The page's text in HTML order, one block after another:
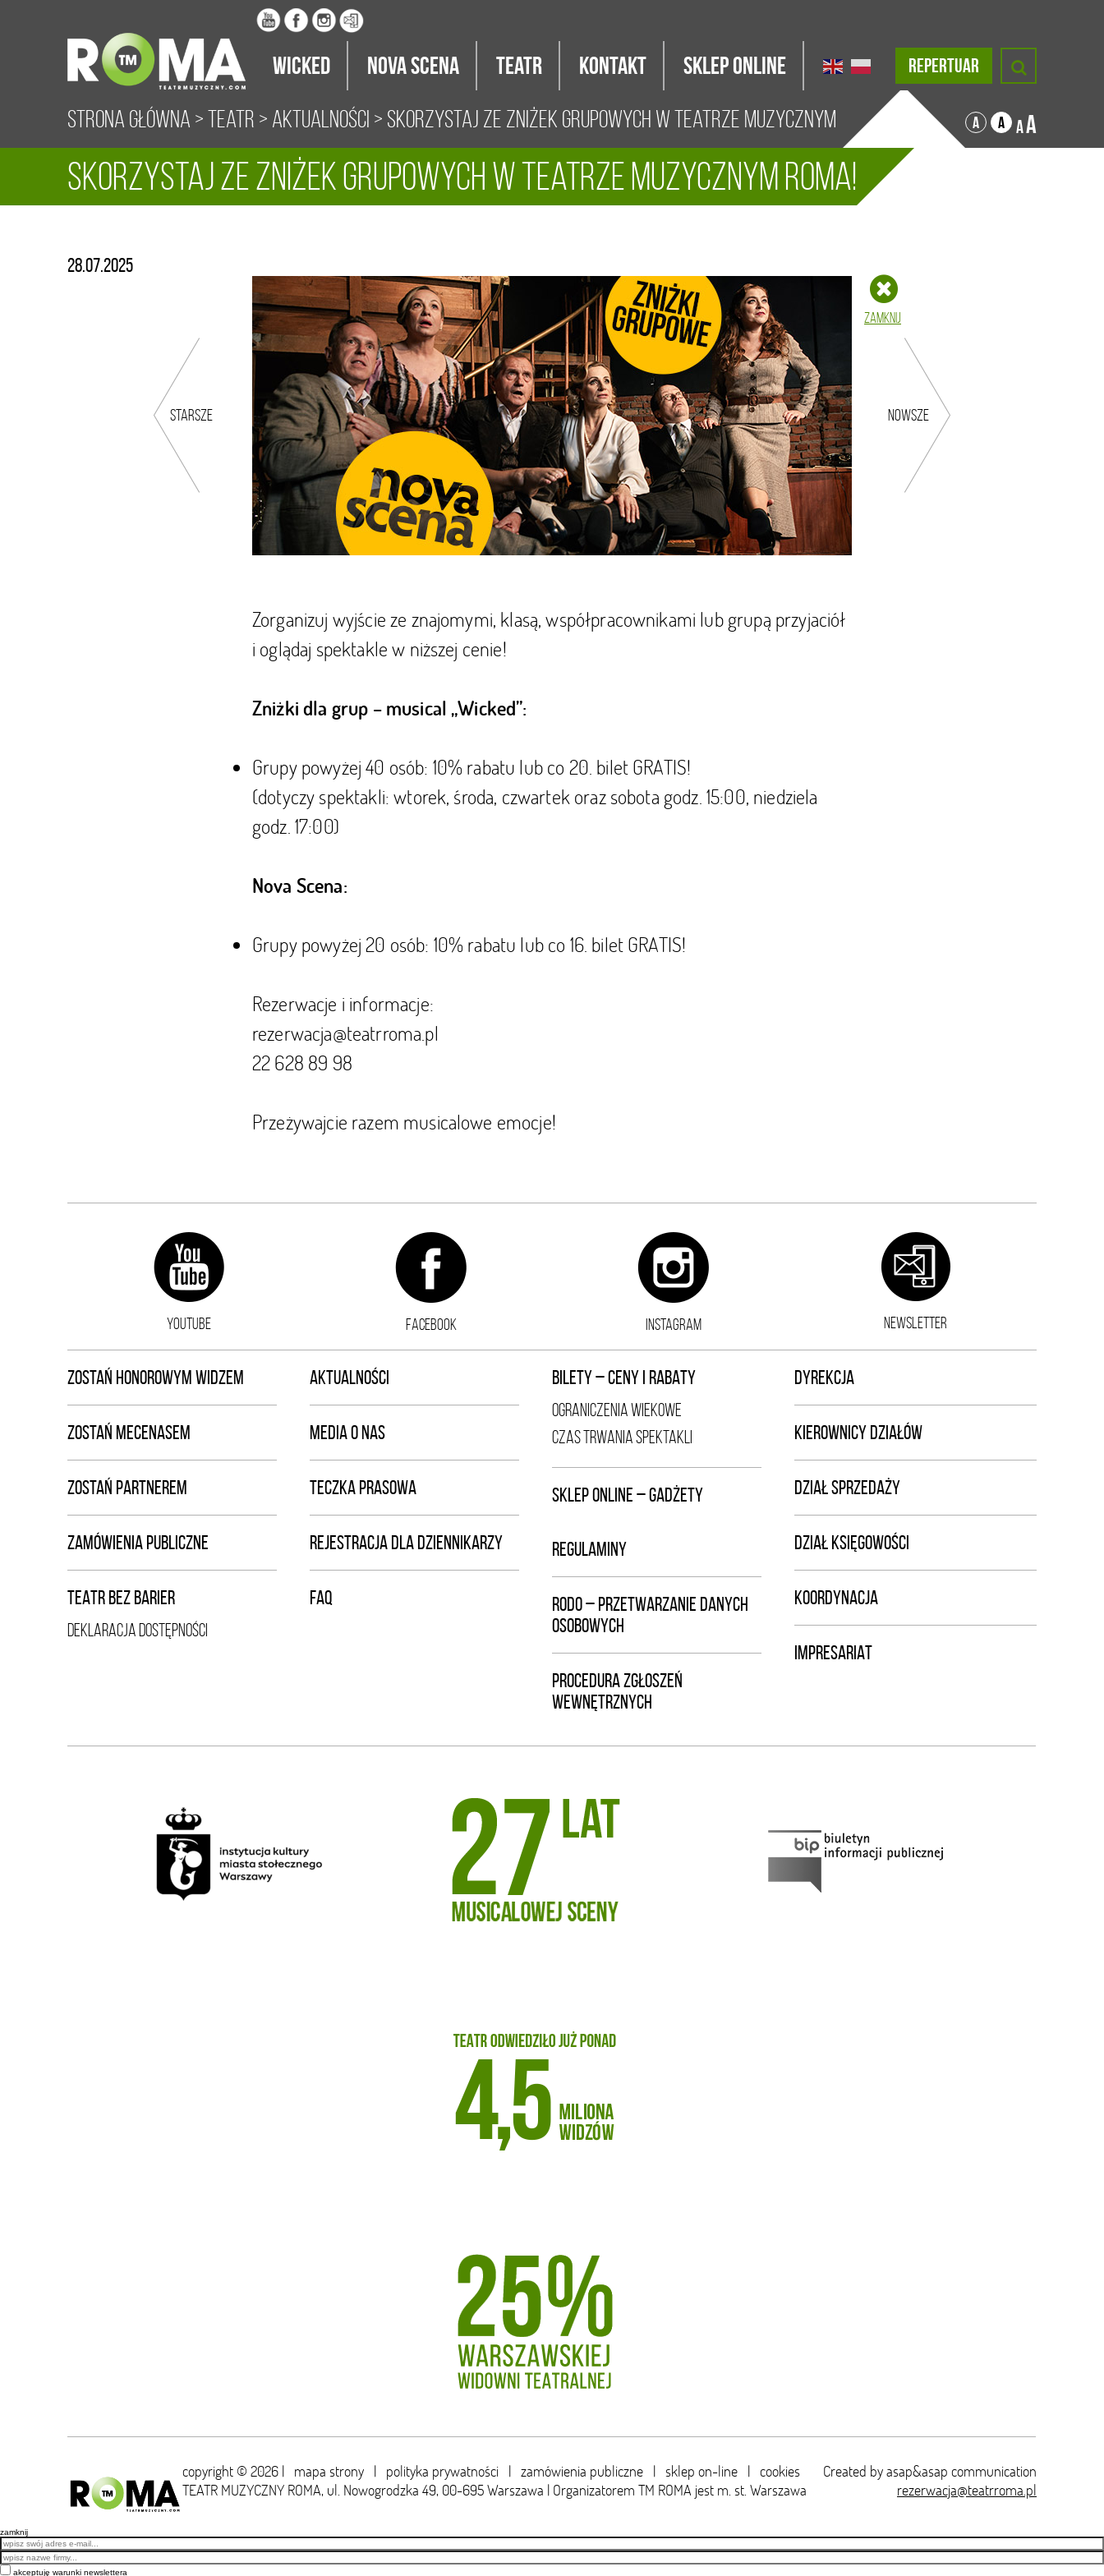
Wicked Nova Scena Teatr Kontakt Sklep Online REPERTUAR
Strona główna >Teatr > Aktualności > Skorzystaj ze zniżek grupowych w Teatrze Muzycznym
ROMA!
A A AA
Skorzystaj ze zniżek grupowych w Teatrze Muzycznym ROMA!
28.07.2025
Zamknij
nowsze
starsze
Zorganizuj wyjście ze znajomymi, klasą, współpracownikami lub grupą przyjaciół
i oglądaj spektakle w niższej cenie!
Zniżki dla grup – musical „Wicked”:
Grupy powyżej 40 osób: 10% rabatu lub co 20. bilet GRATIS!
(dotyczy spektakli: wtorek, środa, czwartek oraz sobota godz. 15:00, niedziela
godz. 17:00)
Nova Scena:
Grupy powyżej 20 osób: 10% rabatu lub co 16. bilet GRATIS!
Rezerwacje i informacje:
rezerwacja@teatrroma.pl
22 628 89 98
Przeżywajcie razem musicalowe emocje!
YOUTUBE FACEBOOK INSTAGRAM NEWSLETTER
ZOSTAŃ HONOROWYM WIDZEM
ZOSTAŃ MECENASEM
ZOSTAŃ PARTNEREM
ZAMÓWIENIA PUBLICZNE
TEATR BEZ BARIER
DEKLARACJA DOSTĘPNOŚCI
AKTUALNOŚCI
MEDIA O NAS
TECZKA PRASOWA
REJESTRACJA DLA DZIENNIKARZY
FAQ
BILETY – CENY I RABATY
OGRANICZENIA WIEKOWE
CZAS TRWANIA SPEKTAKLI
SKLEP ONLINE – GADŻETY
REGULAMINY
RODO – PRZETWARZANIE DANYCH
OSOBOWYCH
PROCEDURA ZGŁOSZEŃ
WEWNĘTRZNYCH
DYREKCJA
KIEROWNICY DZIAŁÓW
DZIAŁ SPRZEDAŻY
DZIAŁ KSIĘGOWOŚCI
KOORDYNACJA
IMPRESARIAT
copyright © 2026 | mapa strony | polityka prywatności | zamówienia publiczne | sklep on-line | cookies
TEATR MUZYCZNY ROMA, ul. Nowogrodzka 49, 00-695 Warszawa | Organizatorem TM ROMA jest m. st. Warszawa
Created byasap&asap communication
rezerwacja@teatrroma.pl
zamknij
Email
akceptuję warunki newslettera